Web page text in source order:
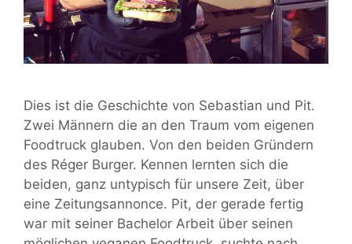
Dies ist die Geschichte von Sebastian und Pit.
Zwei Männern die an den Traum vom eigenen
Foodtruck glauben. Von den beiden Gründern
des Réger Burger. Kennen lernten sich die
beiden, ganz untypisch für unsere Zeit, über
eine Zeitungsannonce. Pit, der gerade fertig
war mit seiner Bachelor Arbeit über seinen